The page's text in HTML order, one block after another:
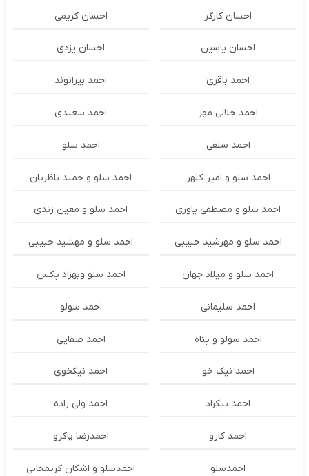
احسان کارگر احسان کریمی
احسان یاسین احسان یزدی
احمد باقری احمد بیرانوند
احمد جلالی مهر احمد سعیدی
احمد سلفی احمد سلو
احمد سلو و امیر کلهر احمد سلو و حمید ناظریان
احمد سلو و مصطفی یاوری احمد سلو و معین زندی
احمد سلو و مهرشید حبیبی احمد سلو و مهشید حبیبی
احمد سلو و میلاد جهان احمد سلو وبهزاد پکس
احمد سلیمانی احمد سولو
احمد سولو و پناه احمد صفایی
احمد نیک خو احمد نیکخوی
احمد نیکزاد احمد ولی زاده
احمد کارو احمدرضا پاکرو
احمدسلو احمدسلو و اشکان کریمخانی